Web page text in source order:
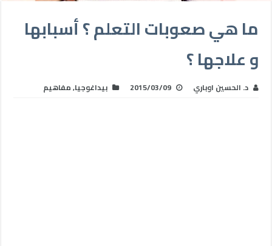
ما هي صعوبات التعلم ؟ أسبابها
و علاجها ؟
د. الحسين اوباري 2015/03/09 بيداغوجيا,مفاهيم